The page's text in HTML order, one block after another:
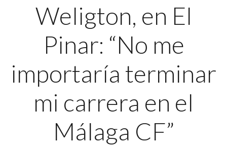
Weligton, en El
Pinar: “No me
importaría terminar
mi carrera en el
Málaga CF”